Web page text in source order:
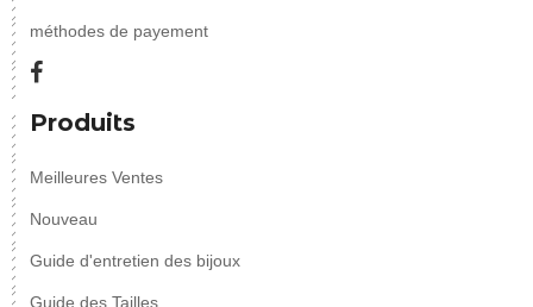
méthodes de payement
Produits
Meilleures Ventes
Nouveau
Guide d'entretien des bijoux
Guide des Tailles